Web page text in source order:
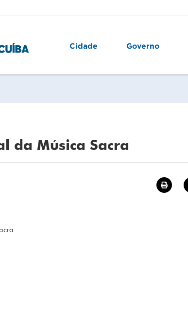
Cidade Governo
da Música Sacra